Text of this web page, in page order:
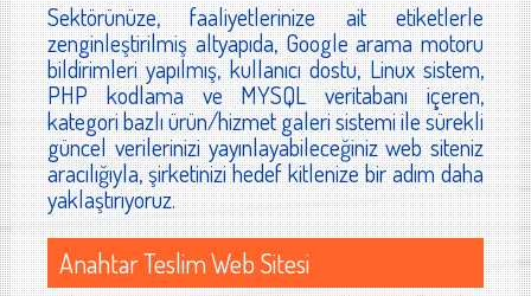
Sektörünüze, faaliyetlerinize ait etiketlerle
zenginleştirilmiş altyapıda, Google arama motoru
bildirimleri yapılmış, kullanıcı dostu, Linux sistem,
PHP kodlama ve MYSQL veritabanı içeren,
kategori bazlı ürün/hizmet galeri sistemi ile sürekli
güncel verilerinizi yayınlayabileceğiniz web siteniz
aracılığıyla, şirketinizi hedef kitlenize bir adım daha
yaklaştırıyoruz.
Anahtar Teslim Web Sitesi